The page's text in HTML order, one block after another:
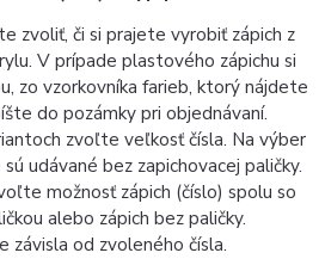
zvoliť, či si prajete vyrobiť zápich z
V prípade plastového zápichu si
zo vzorkovníka farieb, ktorý nájdete
do pozámky pri objednávaní.
zvoľte veľkosť čísla. Na výber
udávané bez zapichovacej paličky.
možnosť zápich (číslo) spolu so
alebo zápich bez paličky.
závisla od zvoleného čísla.